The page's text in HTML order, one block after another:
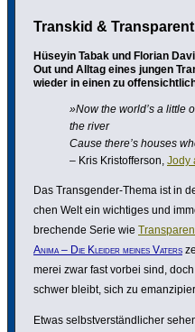
Transkid & Transparent
Hüseyin Tabak und Florian
Out und Alltag eines jungen
wieder in einen zu
»Now the world’s a little
the river
Cause there’s houses
– Kris Kristoff­erson, Jody
Das Trans­gender-Thema ist in
chen Welt ein wichtiges und
bre­chende Serie wie
Anima – Die Kleider meines Vaters
merei zwar fast vorbei sind,
schwer bleibt, sich zu
Etwas selbst­ver­ständ­li­cher